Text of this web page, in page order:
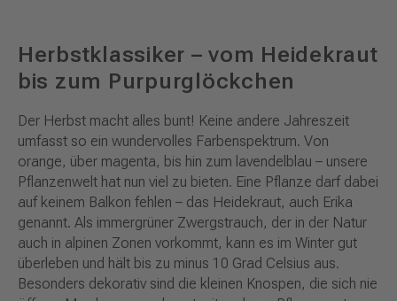
Herbstklassiker – vom Heidekraut
bis zum Purpurglöckchen
Der Herbst macht alles bunt! Keine andere Jahreszeit
umfasst so ein wundervolles Farbenspektrum. Von
orange, über magenta, bis hin zum lavendelblau – unsere
Pflanzenwelt hat nun viel zu bieten. Eine Pflanze darf dabei
auf keinem Balkon fehlen – das Heidekraut, auch Erika
genannt. Als immergrüner Zwergstrauch, der in der Natur
auch in alpinen Zonen vorkommt, kann es im Winter gut
überleben und hält bis zu minus 10 Grad Celsius aus.
Besonders dekorativ sind die kleinen Knospen, die sich nie